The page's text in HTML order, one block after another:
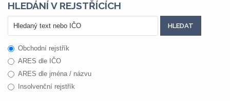
HLEDÁNÍ V REJSTŘÍCÍCH
Obchodní rejstřík
ARES dle IČO
ARES dle jména / názvu
Insolvenční rejstřík